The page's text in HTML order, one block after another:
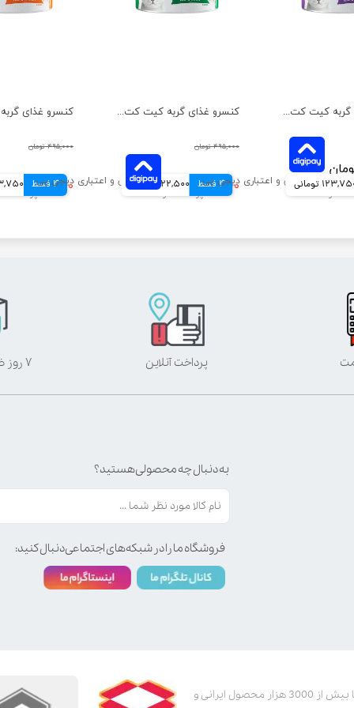
۴۹۵,۰۰۰ تومان
۴۵۵,۰۰۰ تومان
4 قسط 113,750
کنسرو غذای گربه کیت کت مدل ماهی تن و میگو وزن 80 گرم
۴۹۵,۰۰۰ تومان
۴۹۰,۰۰۰ تومان
4 قسط 122,500 تومانی
کنسرو غذای گربه کیت کت مدل ماهی تن و بچه ماهی وزن 80 گرم
تومانی
پت استور به عنوان یکی از قدیمی‌ترین پت شاپ های اینترنتی با بیش از 3000 هزار محصول ایرانی و
پرداخت آنلاین ۷ روز ضمانت بازگشت
به دنبال چه محصولی هستید؟
فروشگاه ما را در شبکه‌های اجتماعی دنبال کنید: